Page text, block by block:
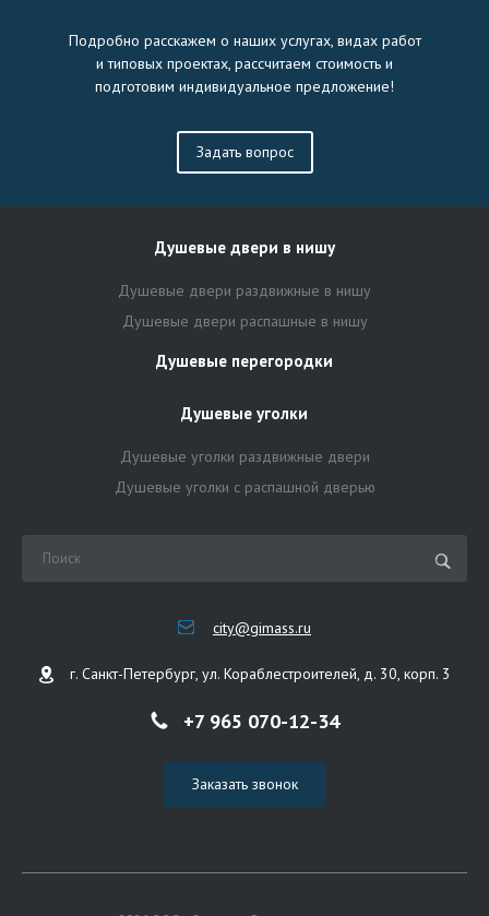
Подробно расскажем о наших услугах, видах работ
и типовых проектах, рассчитаем стоимость и
подготовим индивидуальное предложение!
Задать вопрос
Душевые двери в нишу
Душевые двери раздвижные в нишу
Душевые двери распашные в нишу
Душевые перегородки
Душевые уголки
Душевые уголки раздвижные двери
Душевые уголки с распашной дверью
city@gimass.ru
г. Санкт-Петербург, ул. Кораблестроителей, д. 30, корп. 3
+7 965 070-12-34
Заказать звонок